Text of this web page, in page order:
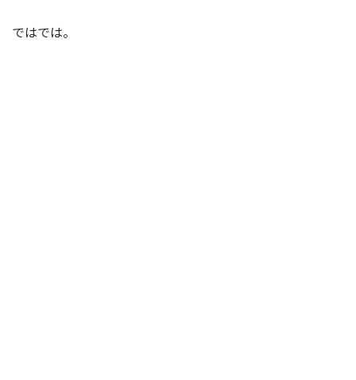
ではでは。